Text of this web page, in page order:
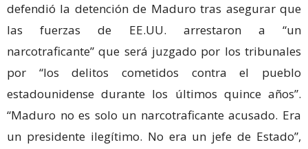
defendió la detención de Maduro tras asegurar que
las fuerzas de EE.UU. arrestaron a “un
narcotraficante” que será juzgado por los tribunales
por “los delitos cometidos contra el pueblo
estadounidense durante los últimos quince años”.
“Maduro no es solo un narcotraficante acusado. Era
un presidente ilegítimo. No era un jefe de Estado”,